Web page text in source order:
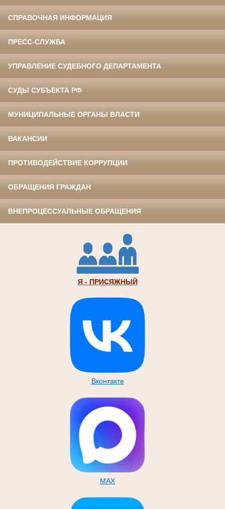
СПРАВОЧНАЯ ИНФОРМАЦИЯ
ПРЕСС-СЛУЖБА
УПРАВЛЕНИЕ СУДЕБНОГО ДЕПАРТАМЕНТА
СУДЫ СУБЪЕКТА РФ
МУНИЦИПАЛЬНЫЕ ОРГАНЫ ВЛАСТИ
ВАКАНСИИ
ПРОТИВОДЕЙСТВИЕ КОРРУПЦИИ
ОБРАЩЕНИЯ ГРАЖДАН
ВНЕПРОЦЕССУАЛЬНЫЕ ОБРАЩЕНИЯ
Я - ПРИСЯЖНЫЙ
Вконтакте
MAX